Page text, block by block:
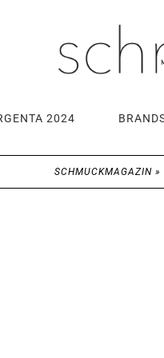
2024
SCHMUCKMAGAZIN »